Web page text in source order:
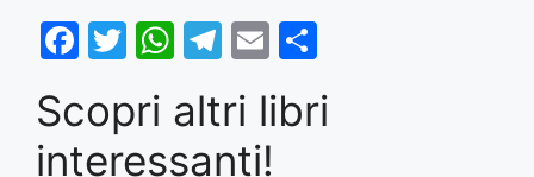
F
c
e
T
itt
er
W
at
s
T
e
gr
E
ai
l
ar
Scopri altri libri
interessanti!